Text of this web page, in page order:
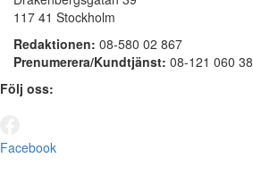
117 41 Stockholm
Redaktionen: 08-580 02 867
Prenumerera/Kundtjänst: 08-121 060 38
Följ oss:
Facebook